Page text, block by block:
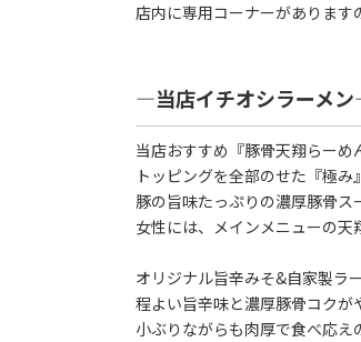
店内に専用コーナーがありま
―当店イチオシラーメ
当店おすすめ『豚骨天翔らーめ
トッピングを全部のせた『極
豚の旨味たっぷりの濃厚豚骨
女性には、メインメニューの天
オリジナル旨辛みそ&自家製ラ
程よい旨辛味と濃厚豚骨コク
小ぶりながらも肉厚で食べ応え